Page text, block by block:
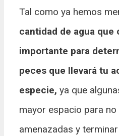
Tal como ya hemos
cantidad de agua que
importante para
peces que llevará tu
especie, ya que
mayor espacio para
amenazadas y